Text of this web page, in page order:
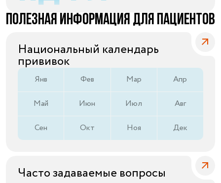
Санаторий-профилакторий
«Парус»
Адрес
399000, г. Липецк, Плехановское лесничество,
Ленинский лесхоз, квартал 67
Понедельник — четверг
08:00–16:45
перерыв 12:00–12:30
Пятница
08:00–15:45
перерыв 12:00–12:30
Администратор
Полезная информация для пациентов
Национальный календарь
прививок
Янв Фев Мар Апр
Май Июн Июл Авг
Сен Окт Ноя Дек
Часто задаваемые вопросы